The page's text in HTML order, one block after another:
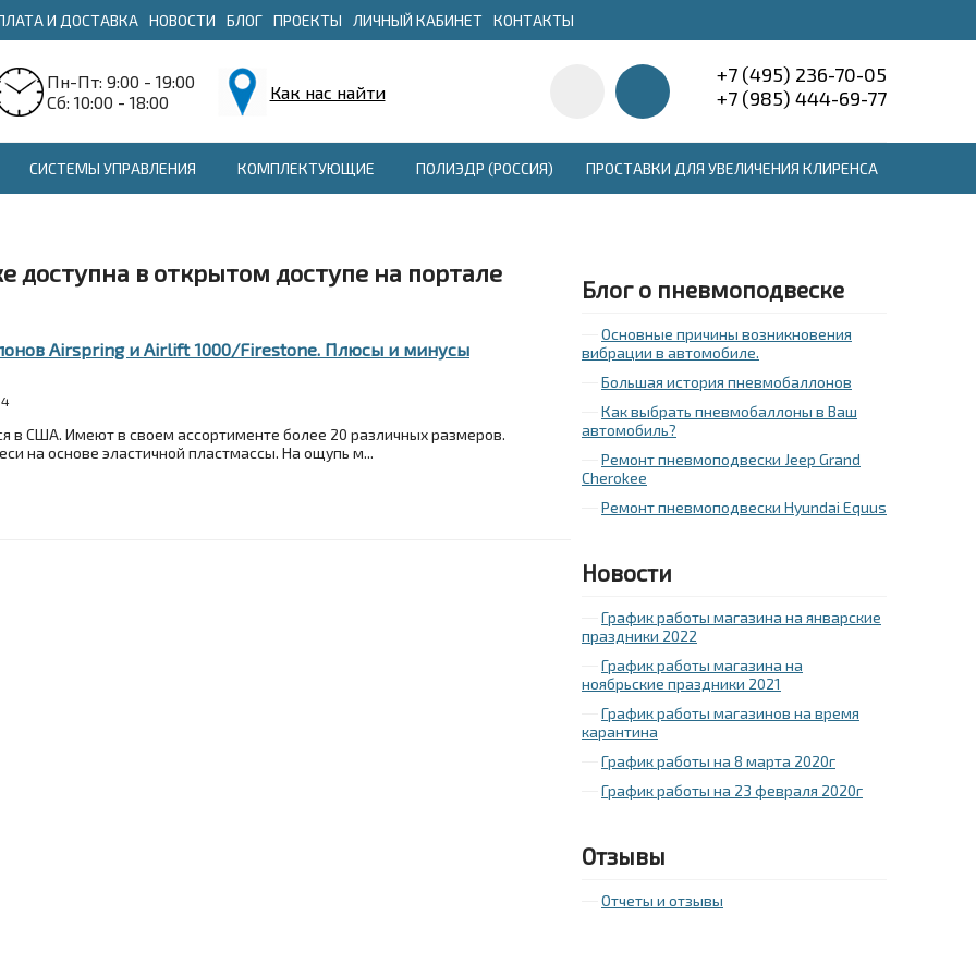
И ДОСТАВКА НОВОСТИ БЛОГ ПРОЕКТЫ ЛИЧНЫЙ КАБИНЕТ КОНТАКТЫ
Пн-Пт: 9:00 - 19:00
Сб: 10:00 - 18:00
Как нас найти
+7 (495) 236-70-05
+7 (985) 444-69-77
СИСТЕМЫ УПРАВЛЕНИЯ КОМПЛЕКТУЮЩИЕ ПОЛИЭДР (РОССИЯ) ПРОСТАВКИ ДЛЯ УВЕЛИЧЕНИЯ КЛИРЕНСА
доступна в открытом доступе на портале
Airspring и Airlift 1000/Firestone. Плюсы и минусы
в США. Имеют в своем ассортименте более 20 различных размеров.
на основе эластичной пластмассы. На ощупь м...
Блог о пневмоподвеске
Основные причины возникновения
вибрации в автомобиле.
Большая история пневмобаллонов
Как выбрать пневмобаллоны в Ваш
автомобиль?
Ремонт пневмоподвески Jeep Grand
Cherokee
Ремонт пневмоподвески Hyundai Equus
Новости
График работы магазина на январские
праздники 2022
График работы магазина на
ноябрьские праздники 2021
График работы магазинов на время
карантина
График работы на 8 марта 2020г
График работы на 23 февраля 2020г
Отзывы
Отчеты и отзывы